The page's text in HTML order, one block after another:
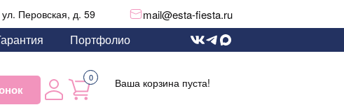
Перовская, д. 59 mail@esta-fiesta.ru
Портфолио
0 Ваша корзина пуста!